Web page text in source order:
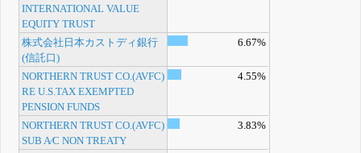
INTERNATIONAL VALUE
EQUITY TRUST
株式会社日本カストディ銀行
(信託口)
6.67%
NORTHERN TRUST CO.(AVFC)
RE U.S.TAX EXEMPTED
PENSION FUNDS
4.55%
NORTHERN TRUST CO.(AVFC)
SUB A⁄C NON TREATY
3.83%